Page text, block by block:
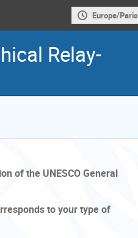
Europe/Paris
Relay-
of the UNESCO General
to your type of